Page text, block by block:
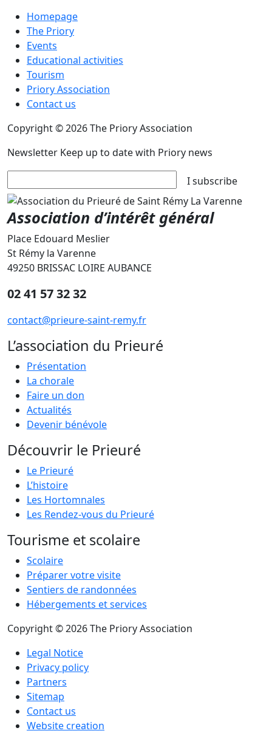
Homepage
The Priory
Events
Educational activities
Tourism
Priory Association
Contact us
Copyright © 2026 The Priory Association
Newsletter Keep up to date with Priory news
I subscribe
Association d’intérêt général
Place Edouard Meslier
St Rémy la Varenne
49250 BRISSAC LOIRE AUBANCE
02 41 57 32 32
contact@prieure-saint-remy.fr
L’association du Prieuré
Présentation
La chorale
Faire un don
Actualités
Devenir bénévole
Découvrir le Prieuré
Le Prieuré
L’histoire
Les Hortomnales
Les Rendez-vous du Prieuré
Tourisme et scolaire
Scolaire
Préparer votre visite
Sentiers de randonnées
Hébergements et services
Copyright © 2026 The Priory Association
Legal Notice
Privacy policy
Partners
Sitemap
Contact us
Website creation